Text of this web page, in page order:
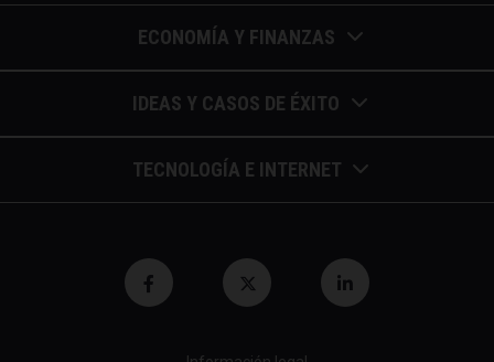
ECONOMÍA Y FINANZAS
Barómetros de sueldos
Economía colaborativa
Economía para Pymes
IDEAS Y CASOS DE ÉXITO
Calendario de eventos
Casos de éxito
Entrevistas / autores
Gestión y liderazgo
TECNOLOGÍA E INTERNET
Blockchain y similares